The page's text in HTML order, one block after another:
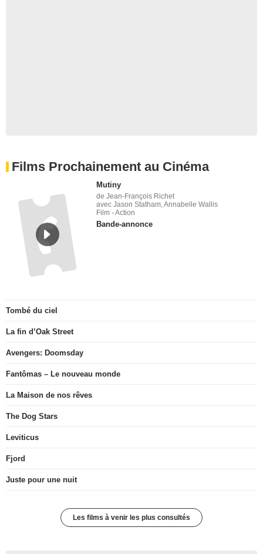
Films Prochainement au Cinéma
Mutiny
de Jean-François Richet
avec Jason Statham, Annabelle Wallis
Film - Action
Bande-annonce
Tombé du ciel
La fin d’Oak Street
Avengers: Doomsday
Fantômas – Le nouveau monde
La Maison de nos rêves
The Dog Stars
Leviticus
Fjord
Juste pour une nuit
Les films à venir les plus consultés